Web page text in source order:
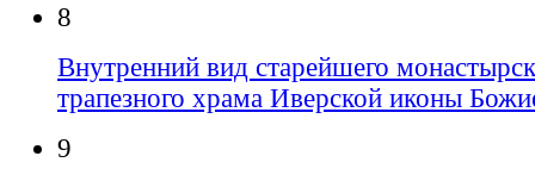
8
Внутренний вид старейшего
трапезного храма Иверской иконы
9